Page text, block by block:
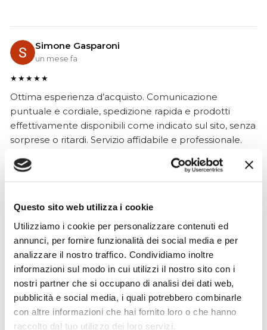
Questo sito web utilizza i cookie
Utilizziamo i cookie per personalizzare contenuti ed
annunci, per fornire funzionalità dei social media e per
analizzare il nostro traffico. Condividiamo inoltre
informazioni sul modo in cui utilizzi il nostro sito con i
nostri partner che si occupano di analisi dei dati web,
pubblicità e social media, i quali potrebbero combinarle
con altre informazioni che hai fornito loro o che hanno
raccolto dal tuo utilizzo dei loro servizi.
Simone Gasparoni
un mese fa
★★★★★
Ottima esperienza d’acquisto. Comunicazione
puntuale e cordiale, spedizione rapida e prodotti
effettivamente disponibili come indicato sul sito, senza
sorprese o ritardi. Servizio affidabile e professionale.
Ciro Pio Donnarumma
4 mesi fa
★★★★★
Ho acquistato un Selmer Super Action 80 serie I da
Biasin e sono rimasto davvero super soddisfatto. Il sax
è arrivato in condizioni impeccabili, perfettamente
imballato e conforme alla descrizione. Il negozio si è
dimostrato serio e professionale,..